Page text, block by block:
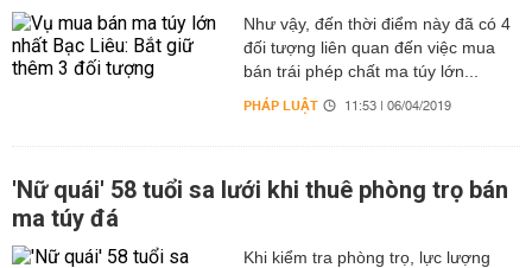
Như vậy, đến thời điểm này đã có 4
đối tượng liên quan đến việc mua
bán trái phép chất ma túy lớn...
PHÁP LUẬT 11:53 | 06/04/2019
'Nữ quái' 58 tuổi sa lưới khi thuê phòng trọ bán
ma túy đá
Khi kiểm tra phòng trọ, lực lượng